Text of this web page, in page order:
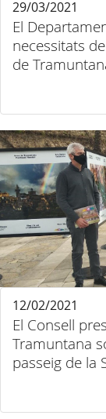
El
necessitats
de
29/03/2021
El Consell
Tramuntana
passeig de la
12/02/2021